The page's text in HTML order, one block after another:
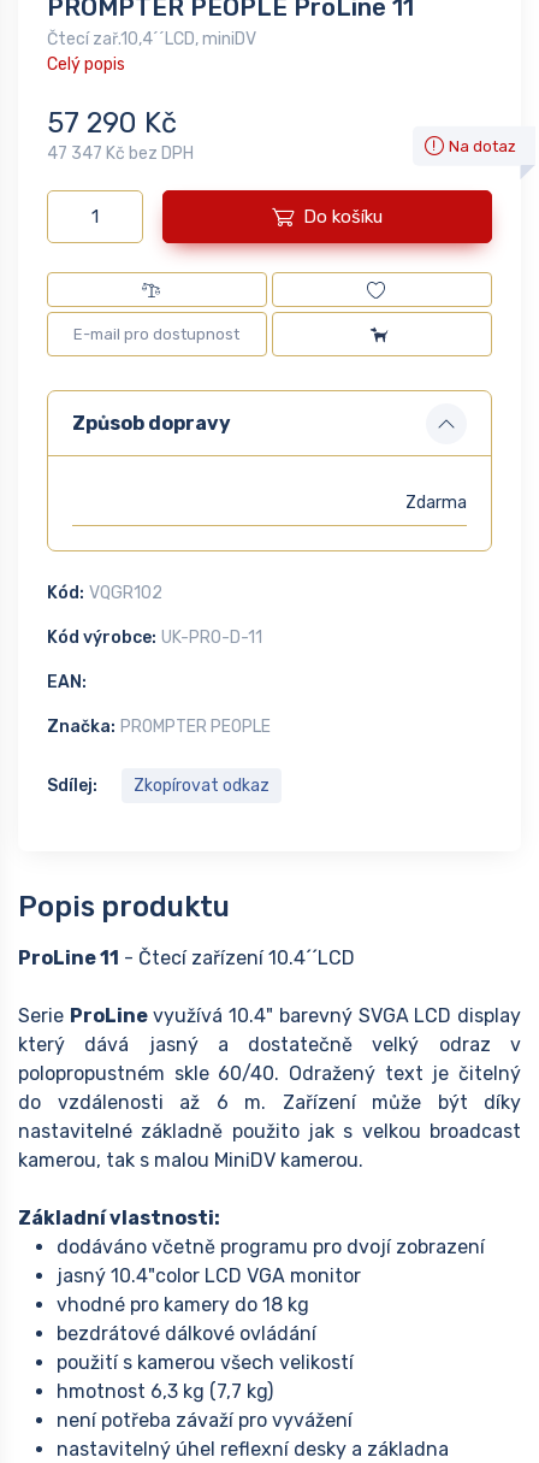
PROMPTER PEOPLE ProLine 11
Čtecí zař.10,4´´LCD, miniDV
Celý popis
57 290 Kč
47 347 Kč bez DPH Na dotaz
Do košíku
Způsob dopravy
Zdarma
Kód: VQGR102
Kód výrobce: UK-PRO-D-11
EAN:
Značka: PROMPTER PEOPLE
Sdílej: Zkopírovat odkaz
Popis produktu
ProLine 11 - Čtecí zařízení 10.4´´LCD
Serie ProLinevyužívá 10.4" barevný SVGA LCD display
který dává jasný a dostatečně velký odraz v
polopropustném skle 60/40. Odražený text je čitelný
do vzdálenosti až 6 m. Zařízení může být díky
nastavitelné základně použito jak s velkou broadcast
kamerou, tak s malou MiniDV kamerou.
Základní vlastnosti:
dodáváno včetně programu pro dvojí zobrazení
jasný 10.4"color LCD VGA monitor
vhodné pro kamery do 18 kg
bezdrátové dálkové ovládání
použití s kamerou všech velikostí
hmotnost 6,3 kg (7,7 kg)
není potřeba závaží pro vyvážení
nastavitelný úhel reflexní desky a základna